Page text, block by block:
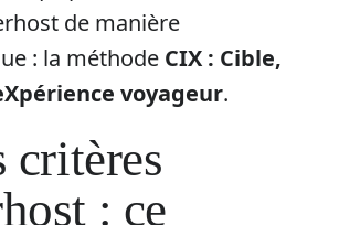
de manière
: la méthode CIX : Cible,
voyageur.
critères
: ce